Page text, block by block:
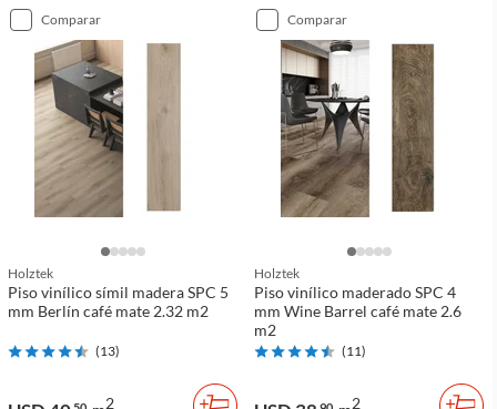
comparar
Holztek
Piso vinílico símil madera SPC 5
mm Berlín café mate 2.32 m2
(13)
2
comparar
Holztek
Piso vinílico maderado SPC 4
mm Wine Barrel café mate 2.6
m2
(11)
2